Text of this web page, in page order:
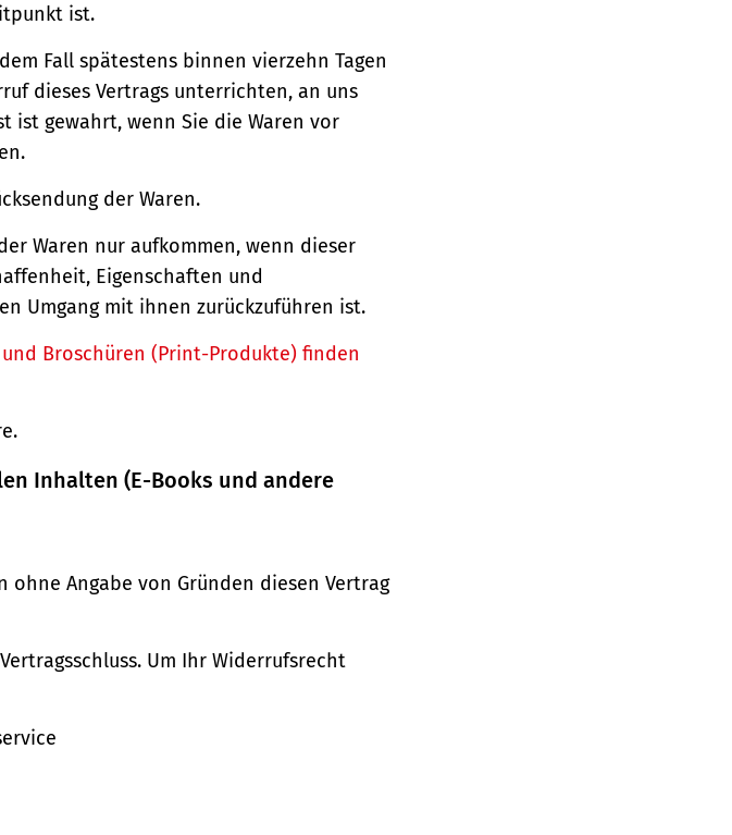
ist.
Fall spätestens binnen vierzehn Tagen
dieses Vertrags unterrichten, an uns
ist gewahrt, wenn Sie die Waren vor
der Waren.
Waren nur aufkommen, wenn dieser
Eigenschaften und
Umgang mit ihnen zurückzuführen ist.
Broschüren (Print-Produkte) finden
Inhalten (E-Books und andere
ohne Angabe von Gründen diesen Vertrag
Um Ihr Widerrufsrecht